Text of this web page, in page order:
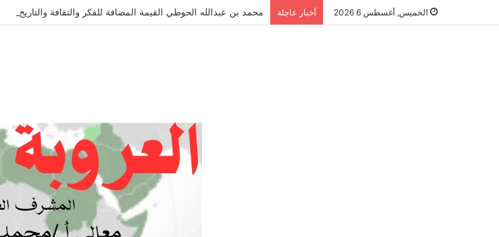
الخميس, أغسطس 6 2026 أخبار عاجلة محمد بن عبدالله الحوطي القيمة المضافة للفكر والثقافة والتاريخ !